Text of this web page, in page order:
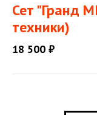
Сет "Гранд
техники)
18 500 ₽